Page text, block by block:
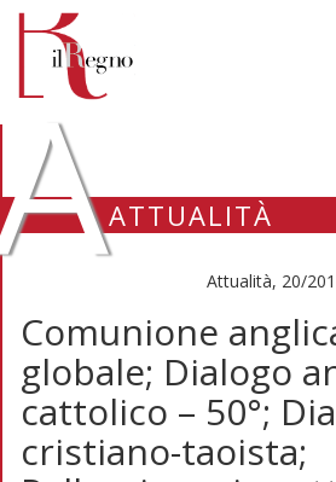
ATTUALITÀ
Attualità, 20/
Comunione
globale; Dialogo
cattolico – 50°;
cristiano-taoista;